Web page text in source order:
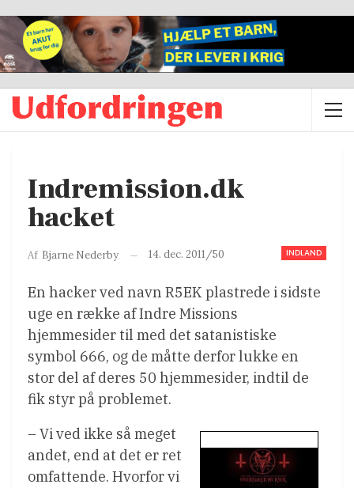
Indremission.dk
hacket
INDLAND
Af Bjarne Nederby 14. dec. 2011/50
En hacker ved navn R5EK plastrede i sidste
uge en række af Indre Missions
hjemmesider til med det satanistiske
symbol 666, og de måtte derfor lukke en
stor del af deres 50 hjemmesider, indtil de
fik styr på problemet.
– Vi ved ikke så meget
andet, end at det er ret
omfattende. Hvorfor vi